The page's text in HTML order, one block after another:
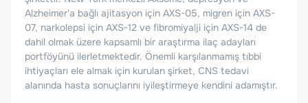
Alzheimer'a bağlı ajitasyon için AXS-05, migren için AXS-
07, narkolepsi için AXS-12 ve fibromiyalji için AXS-14 de
dahil olmak üzere kapsamlı bir araştırma ilaç adayları
portföyünü ilerletmektedir. Önemli karşılanmamış tıbbi
ihtiyaçları ele almak için kurulan şirket, CNS tedavi
alanında hasta sonuçlarını iyileştirmeye kendini adamıştır.